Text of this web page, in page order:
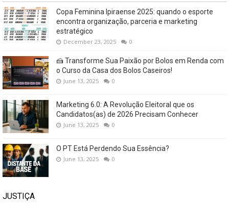
Copa Feminina Ipiraense 2025: quando o esporte
encontra organização, parceria e marketing
estratégico
December 23, 2025 0
🍰 Transforme Sua Paixão por Bolos em Renda com
o Curso da Casa dos Bolos Caseiros!
June 13, 2025 0
Marketing 6.0: A Revolução Eleitoral que os
Candidatos(as) de 2026 Precisam Conhecer
June 13, 2025 0
O PT Está Perdendo Sua Essência?
June 13, 2025 0
JUSTIÇA